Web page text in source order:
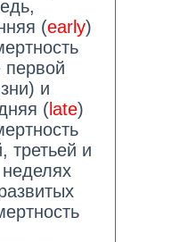
(early)
первой
и
(late)
третьей и
неделях